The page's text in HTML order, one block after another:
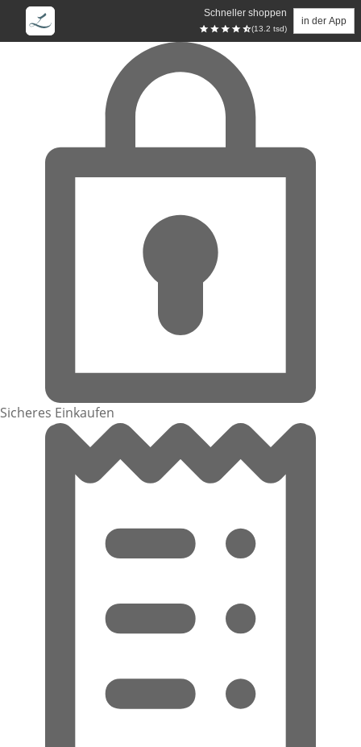
Schneller shoppen
(13.2 tsd)
in der App
Zum Hauptinhalt springen
Sicheres Einkaufen